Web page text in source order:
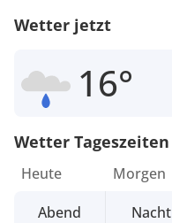
Wetter jetzt
16°
Wetter Tageszeiten
Heute
Abend
Morgen
Nacht